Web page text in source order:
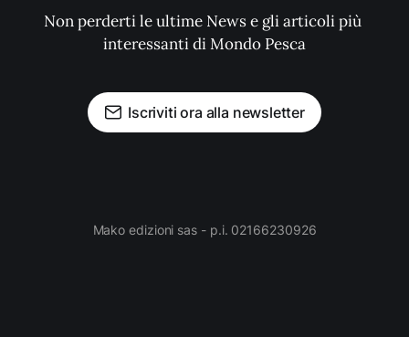
Non perderti le ultime News e gli articoli più
interessanti di Mondo Pesca
Iscriviti ora alla newsletter
Mako edizioni sas - p.i. 02166230926